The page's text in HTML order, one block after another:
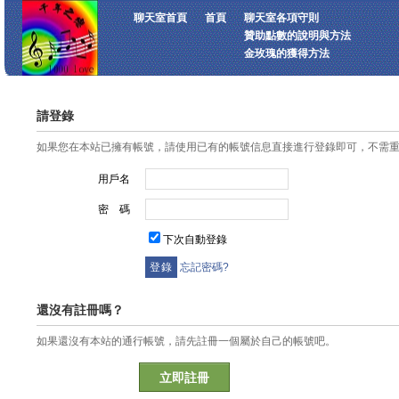
聊天室首頁 首頁
聊天室各項守則
贊助點數的說明與方法
金玫瑰的獲得方法
請登錄
如果您在本站已擁有帳號，請使用已有的帳號信息直接進行登錄即可，不需
用戶名
密 碼
下次自動登錄
忘記密碼?
還沒有註冊嗎？
如果還沒有本站的通行帳號，請先註冊一個屬於自己的帳號吧。
立即註冊